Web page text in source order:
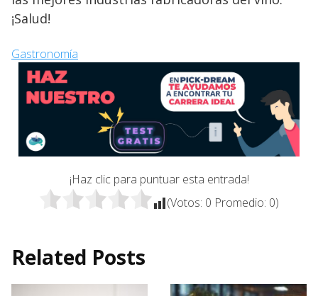
¡Salud!
Gastronomía
¡Haz clic para puntuar esta entrada!
(Votos: 0 Promedio: 0)
Related Posts